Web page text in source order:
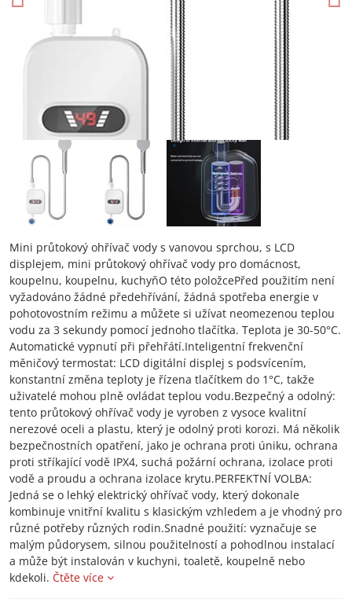
Mini průtokový ohřívač vody s vanovou sprchou, s LCD
displejem, mini průtokový ohřívač vody pro domácnost,
koupelnu, koupelnu, kuchyňO této položcePřed použitím není
vyžadováno žádné předehřívání, žádná spotřeba energie v
pohotovostním režimu a můžete si užívat neomezenou teplou
vodu za 3 sekundy pomocí jednoho tlačítka. Teplota je 30-50°C.
Automatické vypnutí při přehřátí.Inteligentní frekvenční
měničový termostat: LCD digitální displej s podsvícením,
konstantní změna teploty je řízena tlačítkem do 1°C, takže
uživatelé mohou plně ovládat teplou vodu.Bezpečný a odolný:
tento průtokový ohřívač vody je vyroben z vysoce kvalitní
nerezové oceli a plastu, který je odolný proti korozi. Má několik
bezpečnostních opatření, jako je ochrana proti úniku, ochrana
proti stříkající vodě IPX4, suchá požární ochrana, izolace proti
vodě a proudu a ochrana izolace krytu.PERFEKTNÍ VOLBA:
Jedná se o lehký elektrický ohřívač vody, který dokonale
kombinuje vnitřní kvalitu s klasickým vzhledem a je vhodný pro
různé potřeby různých rodin.Snadné použití: vyznačuje se
malým půdorysem, silnou použitelností a pohodlnou instalací
a může být instalován v kuchyni, toaletě, koupelně nebo
kdekoli. Čtěte více